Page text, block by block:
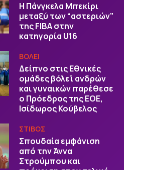
H Πάνγκελα Μπεκίρι
μεταξύ των “αστεριών”
της FIBA στην
κατηγορία U16
ΒOΛΕΙ
Δείπνο στις Εθνικές
ομάδες βόλεϊ ανδρών
και γυναικών παρέθεσε
ο Πρόεδρος της ΕΟΕ,
Ισίδωρος Κούβελος
ΣΤΙΒΟΣ
Σπουδαία εμφάνιση
από την Άννα
Στρούμπου και